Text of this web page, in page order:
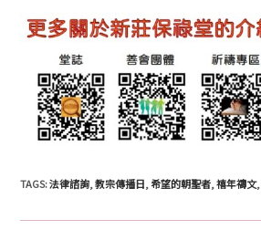
TAGS:法律諮詢, 教宗傳播日, 希望的朝聖者, 禧年禱文,